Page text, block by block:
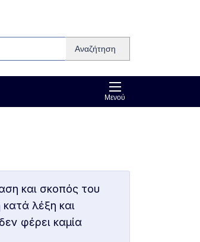
Αναζήτηση
Μενού
και σκοπός του
λέξη και
φέρει καμία